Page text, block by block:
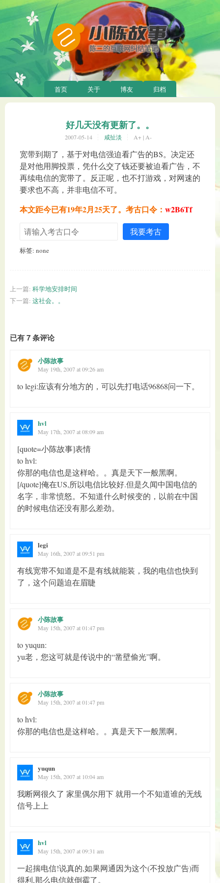
首页 关于 博友 归档
好几天没有更新了。。
2007-05-14 咸扯淡 A+ |A-
宽带到期了，基于对电信强迫看广告的BS。决定还
是对他用脚投票，凭什么交了钱还要被迫看广告，不
再续电信的宽带了。反正呢，也不打游戏，对网速的
要求也不高，并非电信不可。
本文距今已有19年2月25天了。考古口令： w2B6Tf
我要考古
标签: none
上一篇: 科学地安排时间
下一篇: 这社会。。
已有 7 条评论
小陈故事
May 19th, 2007 at 09:26 am
to legi:应该有分地方的，可以先打电话96868问一下。
hvl
May 17th, 2007 at 08:09 am
[quote=小陈故事]表情
to hvl:
你那的电信也是这样哈。。真是天下一般黑啊。
[/quote]俺在US,所以电信比较好.但是久闻中国电信的
名字，非常愤怒。不知道什么时候变的，以前在中国
的时候电信还没有那么差劲。
legi
May 16th, 2007 at 09:51 pm
有线宽带不知道是不是有线就能装，我的电信也快到
了，这个问题迫在眉睫
小陈故事
May 15th, 2007 at 01:47 pm
to yuqun:
yu老，您这可就是传说中的“凿壁偷光”啊。
小陈故事
May 15th, 2007 at 01:47 pm
to hvl:
你那的电信也是这样哈。。真是天下一般黑啊。
yuqun
May 15th, 2007 at 10:04 am
我断网很久了 家里偶尔用下 就用一个不知道谁的无线
信号上上
hvl
May 15th, 2007 at 09:31 am
一起揣电信!说真的,如果网通因为这个(不投放广告)而
得利,那么电信就倒霉了。